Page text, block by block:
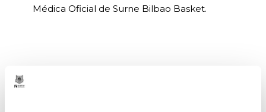
Médica Oficial de Surne Bilbao Basket.